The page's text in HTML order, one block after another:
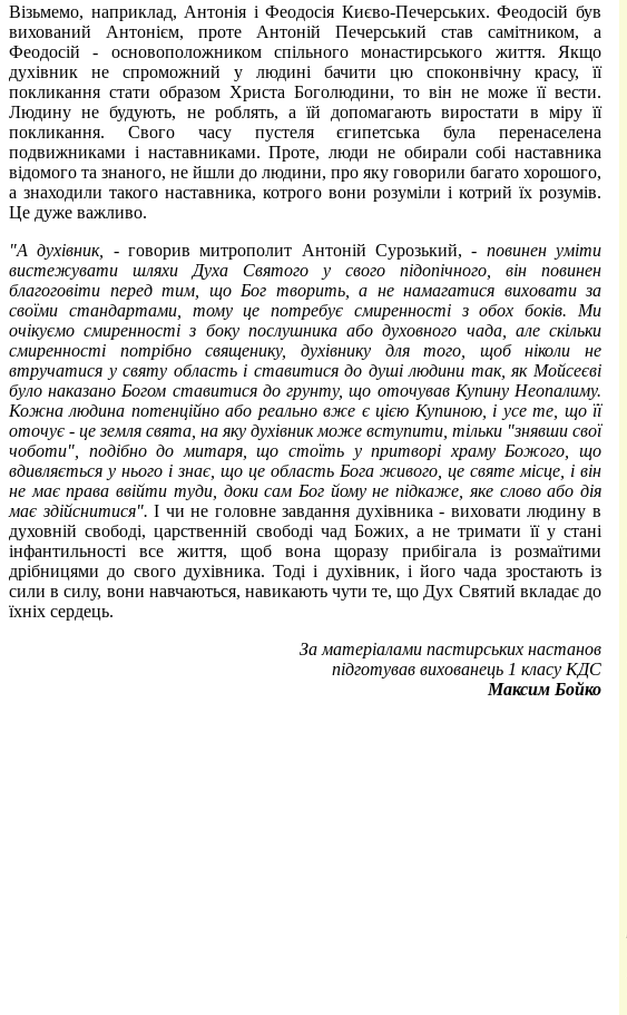
Візьмемо, наприклад, Антонія і Феодосія Києво-Печерських. Феодосій був
вихований Антонієм, проте Антоній Печерський став самітником, а
Феодосій - основоположником спільного монастирського життя. Якщо
духівник не спроможний у людині бачити цю споконвічну красу, її
покликання стати образом Христа Боголюдини, то він не може її вести.
Людину не будують, не роблять, а їй допомагають виростати в міру її
покликання. Свого часу пустеля єгипетська була перенаселена
подвижниками і наставниками. Проте, люди не обирали собі наставника
відомого та знаного, не йшли до людини, про яку говорили багато хорошого,
а знаходили такого наставника, котрого вони розуміли і котрий їх розумів.
Це дуже важливо.
"А духівник,
- говорив митрополит Антоній Сурозький, - повинен уміти
вистежувати шляхи Духа Святого у свого підопічного, він повинен
благоговіти перед тим, що Бог творить, а не намагатися виховати за
своїми стандартами, тому це потребує смиренності з обох боків. Ми
очікуємо смиренності з боку послушника або духовного чада, але скільки
смиренності потрібно священику, духівнику для того, щоб ніколи не
втручатися у святу область і ставитися до душі людини так, як Мойсеєві
було наказано Богом ставитися до грунту, що оточував Купину Неопалиму.
Кожна людина потенційно або реально вже є цією Купиною, і усе те, що її
оточує - це земля свята, на яку духівник може вступити, тільки "знявши свої
чоботи", подібно до митаря, що стоїть у притворі храму Божого, що
вдивляється у нього і знає, що це область Бога живого, це святе місце, і він
не має права ввійти туди, доки сам Бог йому не підкаже, яке слово або дія
має здійснитися". І чи не головне завдання духівника - виховати людину в
духовній свободі, царственній свободі чад Божих, а не тримати її у стані
інфантильності все життя, щоб вона щоразу прибігала із розмаїтими
дрібницями до свого духівника. Тоді і духівник, і його чада зростають із
сили в силу, вони навчаються, навикають чути те, що Дух Святий вкладає до
їхніх сердець.
За матеріалами пастирських настанов
підготував вихованець 1 класу КДС
Максим Бойко